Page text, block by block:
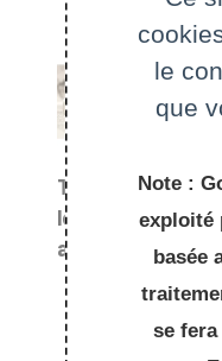
Toutes
les
actualités
le
que
Note :
exploité
basée
se